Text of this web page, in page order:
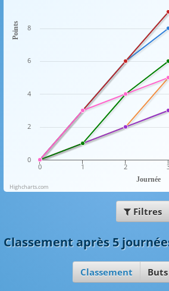
Journée
Points
0 1 2
0
2
4
6
8
Highcharts.com
Filtres
Classement après 5
Classement Buts